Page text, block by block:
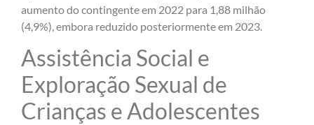
aumento do contingente em 2022 para 1,88 milhão
(4,9%), embora reduzido posteriormente em 2023.
Assistência Social e
Exploração Sexual de
Crianças e Adolescentes